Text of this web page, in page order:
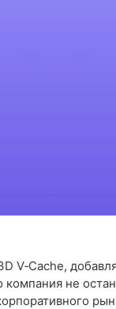
V‑Cache,
не